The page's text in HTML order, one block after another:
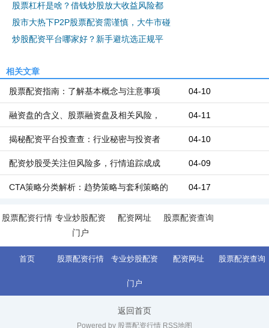
股票杠杆是啥？借钱炒股放大收益风险都
股市大热下P2P股票配资需谨慎，大牛市碰
炒股配资平台哪家好？新手避坑选正规平
相关文章
04-10
股票配资指南：了解基本概念与注意事项
04-11
融资盘的含义、股票融资盘及相关风险，
04-10
揭秘配资平台投查查：行业秘密与投资者
04-09
配资炒股受关注但风险多，行情追踪成成
04-17
CTA策略分类解析：趋势策略与套利策略的
股票配资行情 专业炒股配资
门户
配资网址 股票配资查询
首页 股票配资行情 专业炒股配资
门户
配资网址 股票配资查询
返回首页
Powered by 股票配资行情 RSS地图